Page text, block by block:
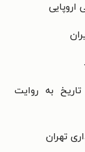
به روایت
تهران